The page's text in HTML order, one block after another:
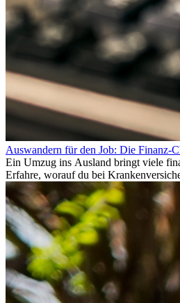
Auswandern für den Job: Die Finanz-
Ein Umzug ins Ausland bringt viele
Erfahre, worauf du bei
Rücklagen und Budgetplanung achten
im Ausland reibungslos gelingt.